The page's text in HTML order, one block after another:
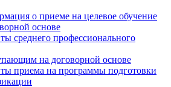
о приеме на целевое обучение
основе
среднего профессионального
на договорной основе
приема на программы подготовки